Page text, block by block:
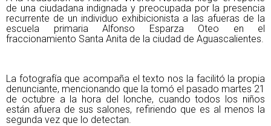
de una ciudadana indignada y preocupada por la presencia
recurrente de un individuo exhibicionista a las afueras de la
escuela primaria Alfonso Esparza Oteo en el
fraccionamiento Santa Anita de la ciudad de Aguascalientes.
La fotografía que acompaña el texto nos la facilitó la propia
denunciante, mencionando que la tomó el pasado martes 21
de octubre a la hora del lonche, cuando todos los niños
están afuera de sus salones, refiriendo que es al menos la
segunda vez que lo detectan.